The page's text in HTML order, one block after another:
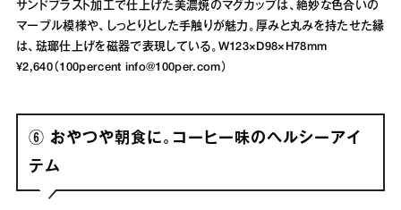
サンドブラスト加工で仕上げた美濃焼のマグカップは、絶妙な色合いの
マーブル模様や、しっとりとした手触りが魅力。厚みと丸みを持たせた縁
は、琺瑯仕上げを磁器で表現している。W123×D98×H78mm
¥2,640（100percent info@100per.com）
⑥ おやつや朝食に。コーヒー味のヘルシーアイ
テム